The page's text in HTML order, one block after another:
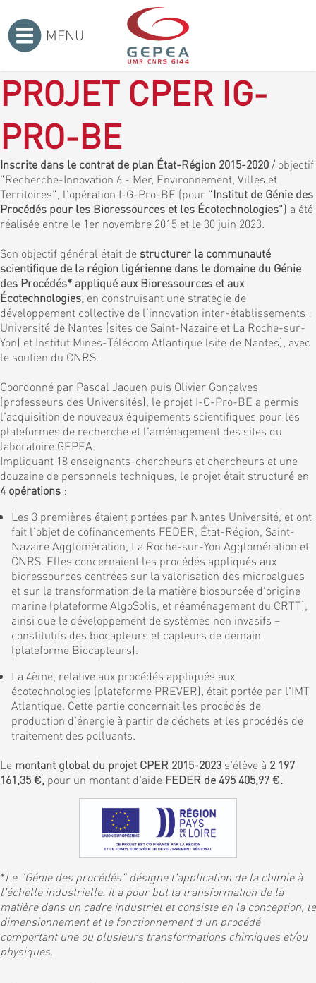
MENU
PROJET CPER IG-
PRO-BE
Inscrite dans le contrat de plan État-Région 2015-2020 / objectif
"Recherche-Innovation 6 - Mer, Environnement, Villes et
Territoires", l'opération I-G-Pro-BE (pour "Institut de Génie des
Procédés pour les Bioressources et les Écotechnologies") a été
réalisée entre le 1er novembre 2015 et le 30 juin 2023.
Son objectif général était de structurer la communauté
scientifique de la région ligérienne dans le domaine du Génie
des Procédés* appliqué aux Bioressources et aux
Écotechnologies, en construisant une stratégie de
développement collective de l'innovation inter-établissements :
Université de Nantes (sites de Saint-Nazaire et La Roche-sur-
Yon) et Institut Mines-Télécom Atlantique (site de Nantes), avec
le soutien du CNRS.
Coordonné par Pascal Jaouen puis Olivier Gonçalves
(professeurs des Universités), le projet I-G-Pro-BE a permis
l'acquisition de nouveaux équipements scientifiques pour les
plateformes de recherche et l'aménagement des sites du
laboratoire GEPEA.
Impliquant 18 enseignants-chercheurs et chercheurs et une
douzaine de personnels techniques, le projet était structuré en
4 opérations :
Les 3 premières étaient portées par Nantes Université, et ont
fait l'objet de cofinancements FEDER, État-Région, Saint-
Nazaire Agglomération, La Roche-sur-Yon Agglomération et
CNRS. Elles concernaient les procédés appliqués aux
bioressources centrées sur la valorisation des microalgues
et sur la transformation de la matière biosourcée d'origine
marine (plateforme AlgoSolis, et réaménagement du CRTT),
ainsi que le développement de systèmes non invasifs –
constitutifs des biocapteurs et capteurs de demain
(plateforme Biocapteurs).
La 4ème, relative aux procédés appliqués aux
écotechnologies (plateforme PREVER), était portée par l'IMT
Atlantique. Cette partie concernait les procédés de
production d'énergie à partir de déchets et les procédés de
traitement des polluants.
Le montant global du projet CPER 2015-2023 s'élève à 2 197
161,35 €, pour un montant d'aide FEDER de 495 405,97 €.
*Le "Génie des procédés" désigne l'application de la chimie à
l'échelle industrielle. Il a pour but la transformation de la
matière dans un cadre industriel et consiste en la conception, le
dimensionnement et le fonctionnement d'un procédé
comportant une ou plusieurs transformations chimiques et/ou
physiques.